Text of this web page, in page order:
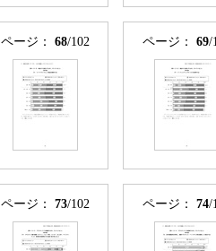
ページ： 68/102 ページ： 69/
ページ： 73/102 ページ： 74/